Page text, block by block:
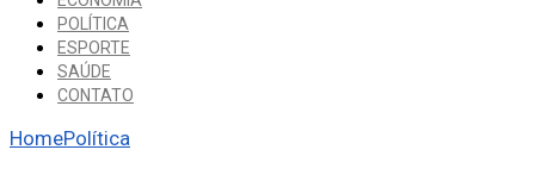
POLÍTICA
ESPORTE
SAÚDE
CONTATO
HomePolítica